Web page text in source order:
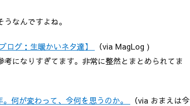
なんですよね。
グ：生暖かいネタ達】
（via MagLog )
になりすぎてます。非常に整然とまとめられてま
何が変わって、今何を思うのか。
（via おまえは今